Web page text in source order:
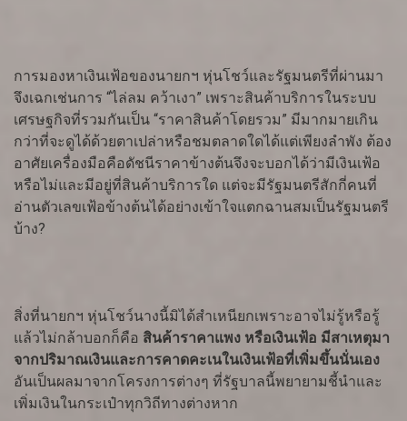
การมองหาเงินเฟ้อของนายกฯ หุ่นโชว์และรัฐมนตรีที่ผ่านมา
จึงเฉกเช่นการ “ไล่ลม คว้าเงา” เพราะสินค้าบริการในระบบ
เศรษฐกิจที่รวมกันเป็น “ราคาสินค้าโดยรวม” มีมากมายเกิน
กว่าที่จะดูได้ด้วยตาเปล่าหรือชมตลาดใดได้แต่เพียงลำพัง ต้อง
อาศัยเครื่องมือคือดัชนีราคาข้างต้นจึงจะบอกได้ว่ามีเงินเฟ้อ
หรือไม่และมีอยู่ที่สินค้าบริการใด แต่จะมีรัฐมนตรีสักกี่คนที่
อ่านตัวเลขเฟ้อข้างต้นได้อย่างเข้าใจแตกฉานสมเป็นรัฐมนตรี
บ้าง?
สิ่งที่นายกฯ หุ่นโชว์นางนี้มิได้สำเหนียกเพราะอาจไม่รู้หรือรู้
แล้วไม่กล้าบอกก็คือ สินค้าราคาแพง หรือเงินเฟ้อ มีสาเหตุมา
จากปริมาณเงินและการคาดคะเนในเงินเฟ้อที่เพิ่มขึ้นนั่นเอง
อันเป็นผลมาจากโครงการต่างๆ ที่รัฐบาลนี้พยายามชี้นำและ
เพิ่มเงินในกระเป๋าทุกวิถีทางต่างหาก